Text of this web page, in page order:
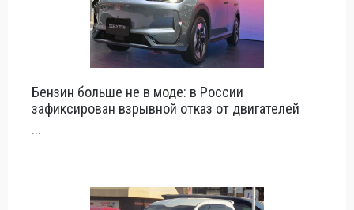
Бензин больше не в моде: в России
зафиксирован взрывной отказ от двигателей